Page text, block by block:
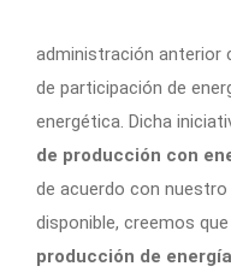
administración anterior
de participación de
energética. Dicha
de producción con
de acuerdo con
disponible, creemos
producción de